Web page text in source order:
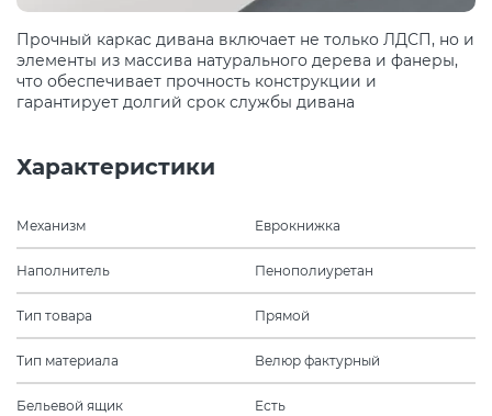
Прочный каркас дивана включает не только ЛДСП, но и
элементы из массива натурального дерева и фанеры,
что обеспечивает прочность конструкции и
гарантирует долгий срок службы дивана
Характеристики
Механизм Еврокнижка
Наполнитель Пенополиуретан
Тип товара Прямой
Тип материала Велюр фактурный
Бельевой ящик Есть